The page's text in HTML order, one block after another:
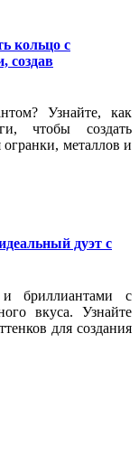
кольцо с
создав
Узнайте, как
чтобы создать
металлов и
дуэт с
бриллиантами с
вкуса. Узнайте
для создания